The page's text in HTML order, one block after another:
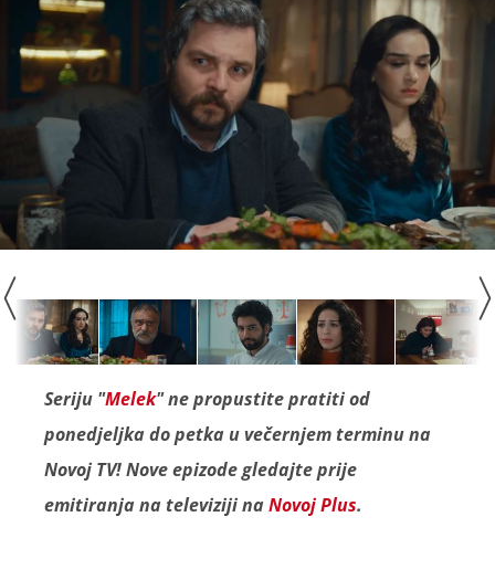
Seriju "Melek" ne propustite pratiti od
ponedjeljka do petka u večernjem terminu na
Novoj TV! Nove epizode gledajte prije
emitiranja na televiziji naNovoj Plus.